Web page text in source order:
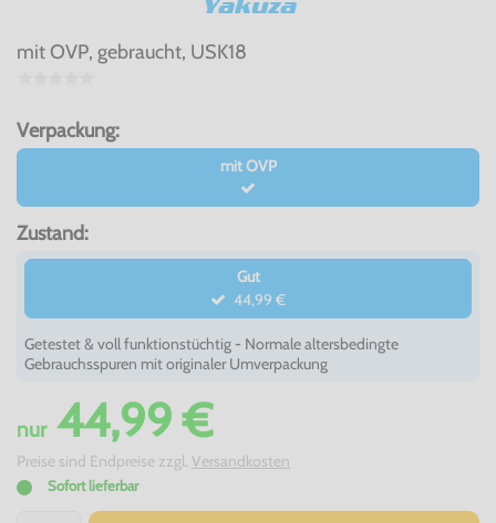
Yakuza
mit OVP, gebraucht, USK18
Verpackung:
mit OVP
Zustand:
Gut
44,99 €
Getestet & voll funktionstüchtig - Normale altersbedingte
Gebrauchsspuren mit originaler Umverpackung
nur44,99 €
Preise sind Endpreise zzgl. Versandkosten
Sofort lieferbar